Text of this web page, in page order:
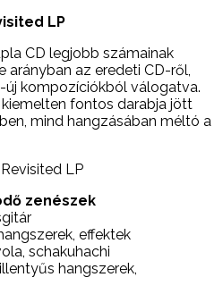
LP
CD legjobb számainak
az eredeti CD-ről,
új kompozíciókból válogatva.
fontos darabja jött
mind hangzásában méltó a
zenészek
effektek
schakuhachi
hangszerek,